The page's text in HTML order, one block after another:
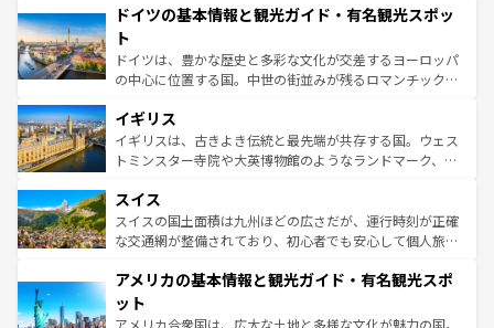
せる。地方によって風土や気候が異なるスペインはその個
ンテンツ一覧 を参照してほしい。
で、幅広い魅力が詰まっている。華麗な宮殿、歴史的な大
聖堂、美しいビーチ、そして豊かな自然が、訪れる者を心
から魅了する。また、フランスは美食の国としても知ら
れ、フランス料理はユネスコ無形文化遺産にも登録されて
香り高いラベンダー畑など、多彩な楽しみ方が可能だ。さ
らに、パリ以外の地域にも魅力が溢れており、どの街角に
も豊かな歴史と文化が息づいている。パリ以外の個性あふ
を参照してほしい。
ドイツの基本情報と観光ガイド・有名観光スポッ
ト
ドイツは、豊かな歴史と多彩な文化が交差するヨーロッパ
の中心に位置する国。中世の街並みが残るロマンチック街
顔を持つこの国は、どこを歩いても飽きることがない。ベ
ルリンの文化的活気、バイエルン州のアルプスの絶景、そ
してライン川沿いのワイン畑といった風景は必見。ビール
は、お酒好きな人にはぜひ体験してほしい。 なお、新着の
ドイツ情報はコンテンツ一覧を参照してほしい。
イギリス
イギリスは、古きよき伝統と最先端が共存する国。ウェス
トミンスター寺院や大英博物館のようなランドマーク、歴
リアごとに異なる魅力がある。また、優雅なアフタヌーン
ティー、ビール好きにはたまらない英国パブ、サッカー観
戦など、本場だからこそできる体験も豊富。イギリスを旅
ンツ一覧を参照してほしい。
スイス
スイスの国土面積は九州ほどの広さだが、運行時刻が正確
な交通網が整備されており、初心者でも安心して個人旅行
の建物がそのまま残る町や、スイスならではのユニークな
博物館もあり、アルプス観光だけでなく町歩きも満喫する
ことができる。国民の所得が高いため物価も高いが、旅行
アメリカの基本情報と観光ガイド・有名観光スポ
ット
アメリカ合衆国は、広大な土地と多様な文化が魅力の国。